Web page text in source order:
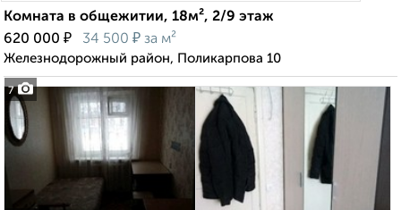
7
Комната в общежитии, 18м², 2/9 этаж
620 000 ₽ 34 500 ₽ за м²
Железнодорожный район, Поликарпова 10